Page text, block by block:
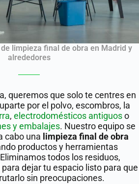
limpieza final de obra en Madrid y
alrededores
queremos que solo te centres en
por el polvo, escombros, la
, electrodomésticos antiguoso
y embalajes. Nuestro equipo se
cabo una limpieza final de obra
productos y herramientas
todos los residuos,
dejar tu espacio listo para que
sin preocupaciones.